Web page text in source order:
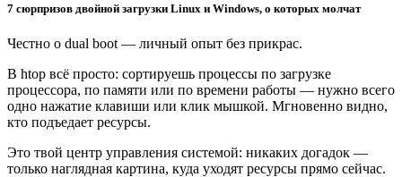
7 сюрпризов двойной загрузки Linux и Windows, о которых молчат
Честно о dual boot — личный опыт без прикрас.
В htop всё просто: сортируешь процессы по загрузке
процессора, по памяти или по времени работы — нужно всего
одно нажатие клавиши или клик мышкой. Мгновенно видно,
кто подъедает ресурсы.
Это твой центр управления системой: никаких догадок —
только наглядная картина, куда уходят ресурсы прямо сейчас.